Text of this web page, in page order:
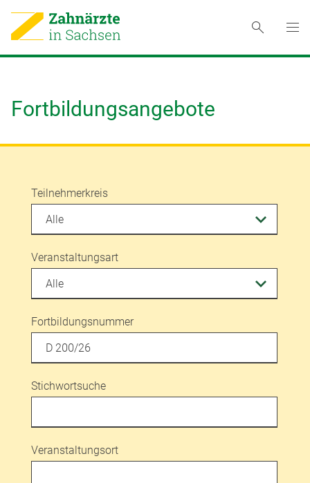
Fortbildungsangebote
Teilnehmerkreis
Veranstaltungsart
Fortbildungsnummer
Stichwortsuche
Veranstaltungsort